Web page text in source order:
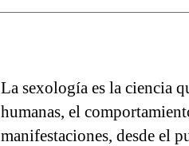
La sexología es la ciencia
humanas, el
manifestaciones, desde el